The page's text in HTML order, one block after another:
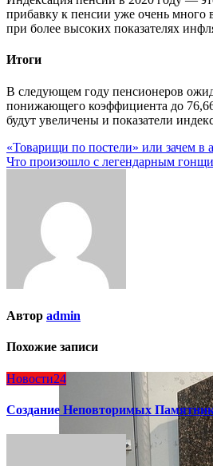
прибавку к пенсии уже очень много
при более высоких показателях
Итоги
В следующем году пенсионеров
понижающего коэффициента до
будут увеличены и показатели
Навигация
по
«Товарищи по постели» или зачем в
Что произошло с легендарным
Автор admin
Похожие записи
Новости24
Создание Неповторимых